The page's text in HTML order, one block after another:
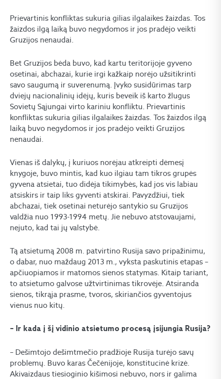
Prievartinis konfliktas sukuria gilias ilgalaikes žaizdas. Tos
žaizdos ilgą laiką buvo negydomos ir jos pradėjo veikti
Gruzijos nenaudai.
Bet Gruzijos bėda buvo, kad kartu teritorijoje gyveno
osetinai, abchazai, kurie irgi kažkaip norėjo užsitikrinti
savo saugumą ir suverenumą. Įvyko susidūrimas tarp
dviejų nacionalinių idėjų, kuris beveik iš karto žlugus
Sovietų Sąjungai virto kariniu konfliktu. Prievartinis
konfliktas sukuria gilias ilgalaikes žaizdas. Tos žaizdos ilgą
laiką buvo negydomos ir jos pradėjo veikti Gruzijos
nenaudai.
Vienas iš dalykų, į kuriuos norėjau atkreipti dėmesį
knygoje, buvo mintis, kad kuo ilgiau tam tikros grupės
gyvena atsietai, tuo didėja tikimybės, kad jos vis labiau
atsiskirs ir taip liks gyventi atskirai. Pavyzdžiui, tiek
abchazai, tiek osetinai neturėjo santykio su Gruzijos
valdžia nuo 1993-1994 metų. Jie nebuvo atstovaujami,
nejuto, kad tai jų valstybė.
Tą atsietumą 2008 m. patvirtino Rusija savo pripažinimu,
o dabar, nuo maždaug 2013 m., vyksta paskutinis etapas –
apčiuopiamos ir matomos sienos statymas. Kitaip tariant,
to atsietumo galvose užtvirtinimas tikrovėje. Atsiranda
sienos, tikrąja prasme, tvoros, skiriančios gyventojus
vienus nuo kitų.
– Ir kada į šį vidinio atsietumo procesą įsijungia Rusija?
– Dešimtojo dešimtmečio pradžioje Rusija turėjo savų
problemų. Buvo karas Čečėnijoje, konstitucinė krizė.
Akivaizdaus tiesioginio kišimosi nebuvo, nors ir galima